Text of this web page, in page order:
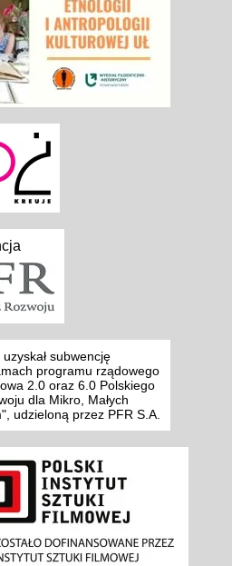
subwencję
programu rządowego
2.0 oraz 6.0 Polskiego
dla Mikro, Małych
udzieloną przez PFR S.A.